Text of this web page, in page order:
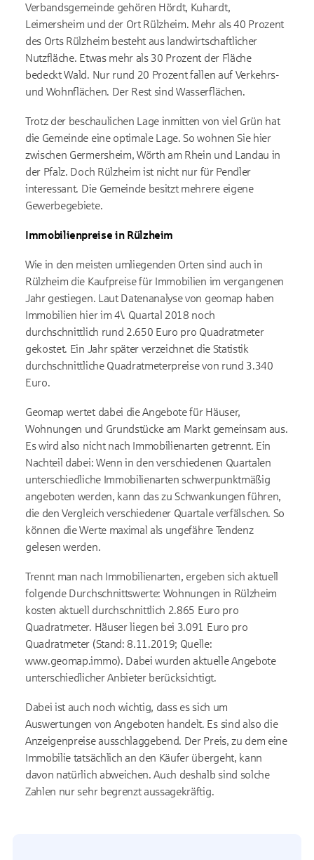
Verbandsgemeinde gehören Hördt, Kuhardt,
Leimersheim und der Ort Rülzheim. Mehr als 40 Prozent
des Orts Rülzheim besteht aus landwirtschaftlicher
Nutzfläche. Etwas mehr als 30 Prozent der Fläche
bedeckt Wald. Nur rund 20 Prozent fallen auf Verkehrs-
und Wohnflächen. Der Rest sind Wasserflächen.
Trotz der beschaulichen Lage inmitten von viel Grün hat
die Gemeinde eine optimale Lage. So wohnen Sie hier
zwischen Germersheim, Wörth am Rhein und Landau in
der Pfalz. Doch Rülzheim ist nicht nur für Pendler
interessant. Die Gemeinde besitzt mehrere eigene
Gewerbegebiete.
Immobilienpreise in Rülzheim
Wie in den meisten umliegenden Orten sind auch in
Rülzheim die Kaufpreise für Immobilien im vergangenen
Jahr gestiegen. Laut Datenanalyse von geomap haben
Immobilien hier im 4\. Quartal 2018 noch
durchschnittlich rund 2.650 Euro pro Quadratmeter
gekostet. Ein Jahr später verzeichnet die Statistik
durchschnittliche Quadratmeterpreise von rund 3.340
Euro.
Geomap wertet dabei die Angebote für Häuser,
Wohnungen und Grundstücke am Markt gemeinsam aus.
Es wird also nicht nach Immobilienarten getrennt. Ein
Nachteil dabei: Wenn in den verschiedenen Quartalen
unterschiedliche Immobilienarten schwerpunktmäßig
angeboten werden, kann das zu Schwankungen führen,
die den Vergleich verschiedener Quartale verfälschen. So
können die Werte maximal als ungefähre Tendenz
gelesen werden.
Trennt man nach Immobilienarten, ergeben sich aktuell
folgende Durchschnittswerte: Wohnungen in Rülzheim
kosten aktuell durchschnittlich 2.865 Euro pro
Quadratmeter. Häuser liegen bei 3.091 Euro pro
Quadratmeter (Stand: 8.11.2019; Quelle:
www.geomap.immo). Dabei wurden aktuelle Angebote
unterschiedlicher Anbieter berücksichtigt.
Dabei ist auch noch wichtig, dass es sich um
Auswertungen von Angeboten handelt. Es sind also die
Anzeigenpreise ausschlaggebend. Der Preis, zu dem eine
Immobilie tatsächlich an den Käufer übergeht, kann
davon natürlich abweichen. Auch deshalb sind solche
Zahlen nur sehr begrenzt aussagekräftig.